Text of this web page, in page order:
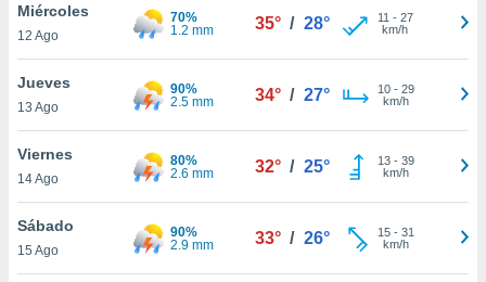
de
Miércoles
12 Ago
70%
1.2 mm
35° / 28° 11 - 27
km/h
Jueves
13 Ago
90%
2.5 mm
34° / 27° 10- 29
km/h
Viernes
14 Ago
80%
2.6 mm
32° / 25° 13- 39
km/h
Sábado
15 Ago
90%
2.9 mm
33° / 26° 15- 31
km/h